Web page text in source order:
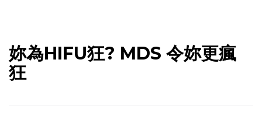
妳為HIFU狂? MDS 令妳更瘋
狂